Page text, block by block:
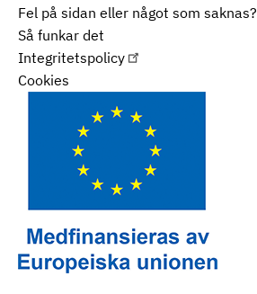
Fel på sidan eller något som saknas?
Så funkar det
Integritetspolicy
Cookies